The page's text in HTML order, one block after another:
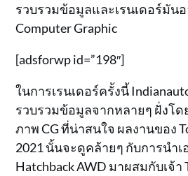
รวบรวมข้อมูลและเรนเดอร์มัน
Computer Graphic
[adsforwp id=”198″]
ในการเรนเดอร์ครั้งนี้
รวบรวมข้อมูลจากหลายๆ ฝั่งโ
ภาพ CG ที่น่าสนใจ ผลงานของ
2021 นั้นจะดูคล้ายๆ กับการนำเ
Hatchback AWD มาผสมกับเจ้า